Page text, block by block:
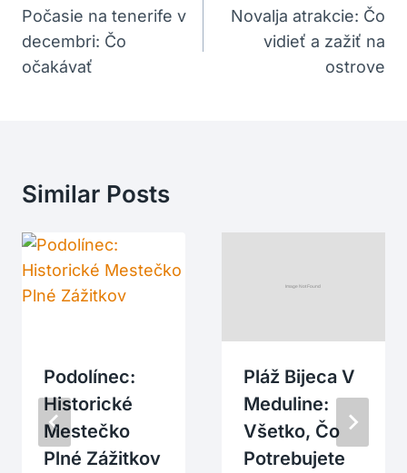
V
Článku
Počasie na tenerife v
decembri: Čo
očakávať
Novalja atrakcie: Čo
vidieť a zažiť na
ostrove
Similar Posts
Podolínec:
Historické
Mestečko
Plné Zážitkov
Pláž Bijeca V
Meduline:
Všetko, Čo
Potrebujete